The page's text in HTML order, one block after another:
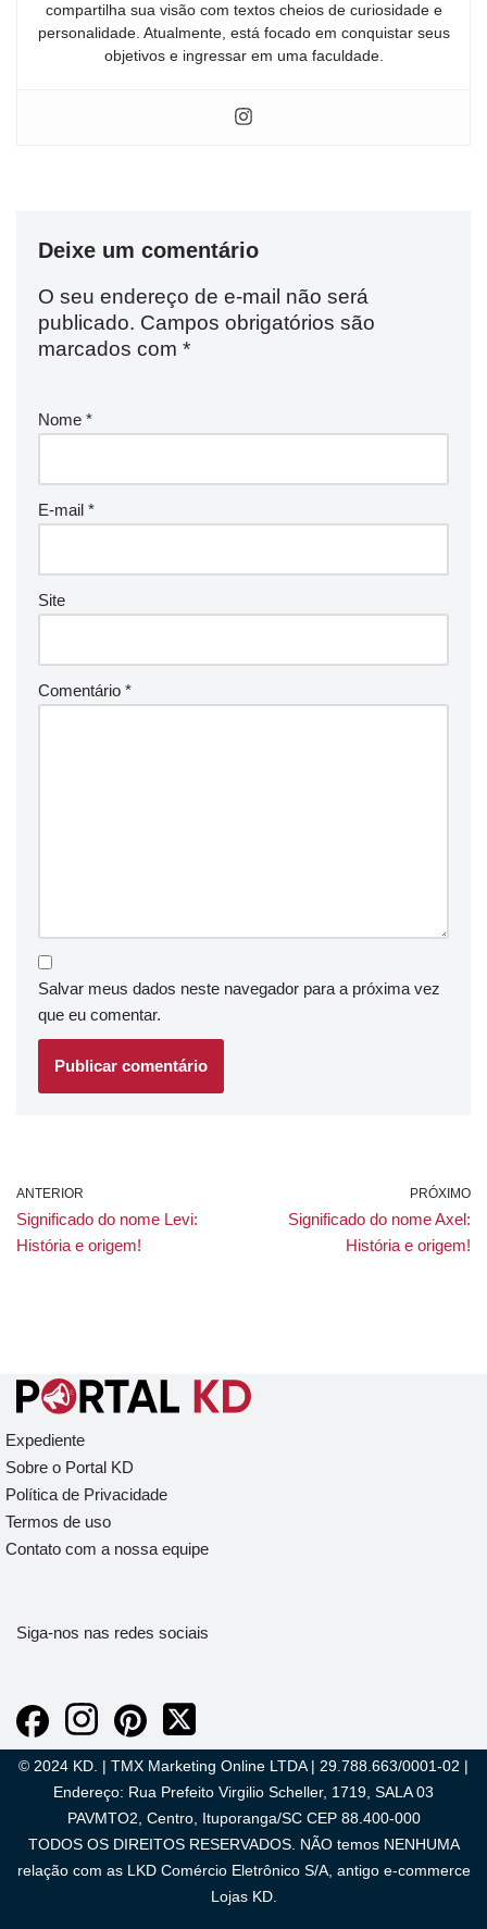
compartilha sua visão com textos cheios de curiosidade e
personalidade. Atualmente, está focado em conquistar seus
objetivos e ingressar em uma faculdade.
Deixe um comentário
O seu endereço de e-mail não será
publicado. Campos obrigatórios são
marcados com *
Nome *
E-mail *
Site
Comentário *
Salvar meus dados neste navegador para a próxima vez
que eu comentar.
ANTERIOR
Significado do nome Levi:
História e origem!
PRÓXIMO
Significado do nome Axel:
História e origem!
Expediente
Sobre o Portal KD
Política de Privacidade
Termos de uso
Contato com a nossa equipe
Siga-nos nas redes sociais
© 2024 KD. | TMX Marketing Online LTDA | 29.788.663/0001-02 |
Endereço: Rua Prefeito Virgilio Scheller, 1719, SALA 03
PAVMTO2, Centro, Ituporanga/SC CEP 88.400-000
TODOS OS DIREITOS RESERVADOS. NÃO temos NENHUMA
relação com as LKD Comércio Eletrônico S/A, antigo e-commerce
Lojas KD.